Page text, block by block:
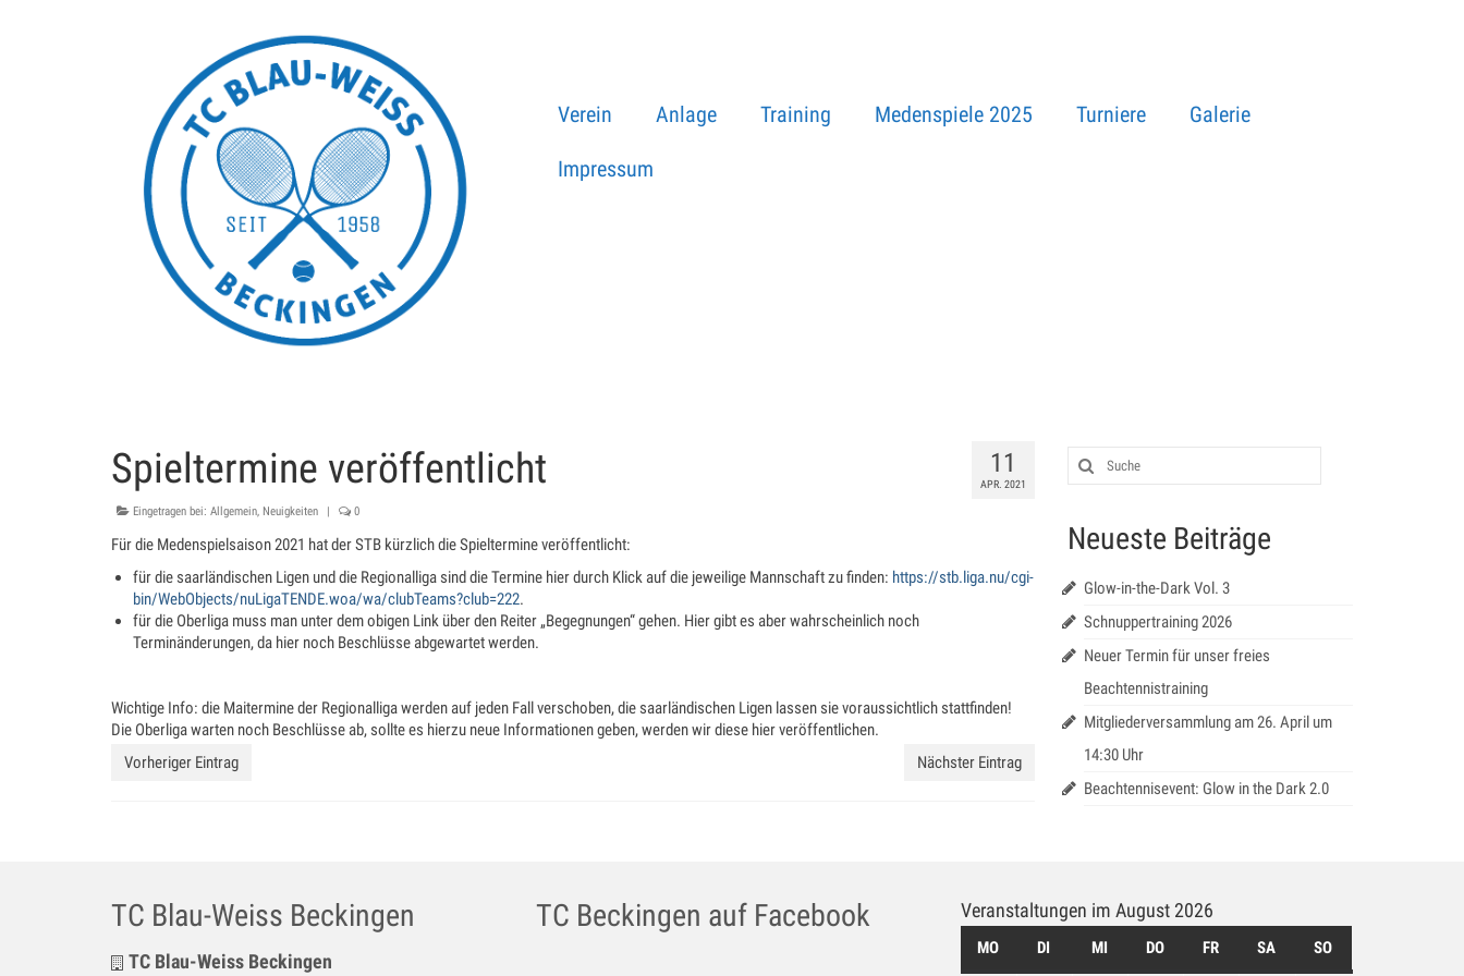
Verein Anlage Training Medenspiele 2025 Turniere Galerie
Impressum
11
APR. 2021
Spieltermine veröffentlicht
Eingetragen bei: Allgemein, Neuigkeiten | 0
Für die Medenspielsaison 2021 hat der STB kürzlich die Spieltermine veröffentlicht:
für die saarländischen Ligen und die Regionalliga sind die Termine hier durch Klick auf die jeweilige Mannschaft zu finden: https://stb.liga.nu/cgi-
bin/WebObjects/nuLigaTENDE.woa/wa/clubTeams?club=222.
für die Oberliga muss man unter dem obigen Link über den Reiter „Begegnungen“ gehen. Hier gibt es aber wahrscheinlich noch
Terminänderungen, da hier noch Beschlüsse abgewartet werden.
Wichtige Info: die Maitermine der Regionalliga werden auf jeden Fall verschoben, die saarländischen Ligen lassen sie voraussichtlich stattfinden!
Die Oberliga warten noch Beschlüsse ab, sollte es hierzu neue Informationen geben, werden wir diese hier veröffentlichen.
Vorheriger Eintrag
Nächster Eintrag
Neueste Beiträge
Glow-in-the-Dark Vol. 3
Schnuppertraining 2026
Neuer Termin für unser freies
Beachtennistraining
Mitgliederversammlung am 26. April um
14:30 Uhr
Beachtennisevent: Glow in the Dark 2.0
TC Blau-Weiss Beckingen
TC Blau-Weiss Beckingen
TC Beckingen auf Facebook Veranstaltungen im August 2026
MO MONTAG
DI DIENSTAG
MI MITTWOCH
DODONNERSTAG
FRFREITAG
SA SAMSTAG
SO